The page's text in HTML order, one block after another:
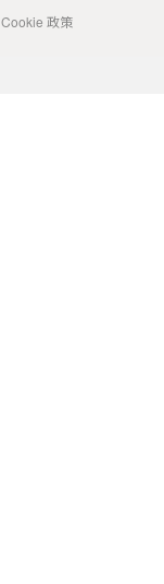
Cookie 政策